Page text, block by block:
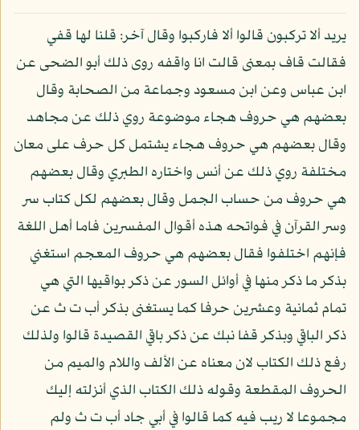
يريد ألا تركبون قالوا ألا فاركبوا وقال آخر: قلنا لها قفي
فقالت قاف بمعنى قالت انا واقفه روى ذلك أبو الضحى عن
ابن عباس وعن ابن مسعود وجماعة من الصحابة وقال
بعضهم هي حروف هجاء موضوعة روي ذلك عن مجاهد
وقال بعضهم هي حروف هجاء يشتمل كل حرف على معان
مختلفة روي ذلك عن أنس واختاره الطبري وقال بعضهم
هي حروف من حساب الجمل وقال بعضهم لكل كتاب سر
وسر القرآن في فواتحه هذه أقوال المفسرين فاما أهل اللغة
فإنهم اختلفوا فقال بعضهم هي حروف المعجم استغني
بذكر ما ذكر منها في أوائل السور عن ذكر بواقيها التي هي
تمام ثمانية وعشرين حرفا كما يستغنى بذكر أب ت ث عن
ذكر الباقي وبذكر قفا نبك عن ذكر باقي القصيدة قالوا ولذلك
رفع ذلك الكتاب لان معناه عن الألف واللام والميم من
الحروف المقطعة وقوله ذلك الكتاب الذي أنزلته إليك
مجموعا لا ريب فيه كما قالوا في أبي جاد أب ت ث ولم